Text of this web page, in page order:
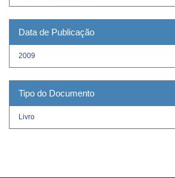
Data de Publicação
2009
Tipo do Documento
Livro